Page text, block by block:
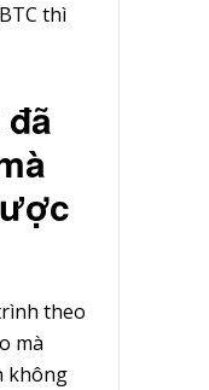
thì
theo
mà
không